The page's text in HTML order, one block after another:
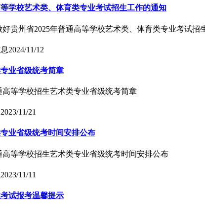
学校艺术类、体育类专业考试招生工作的通知
贵州省2025年普通高等学校艺术类、体育类专业考试招
2024/11/12
业省级统考简章
高等学校招生艺术类专业省级统考简章
2023/11/21
业省级统考时间安排公布
高等学校招生艺术类专业省级统考时间安排公布
2023/11/11
试报考温馨提示